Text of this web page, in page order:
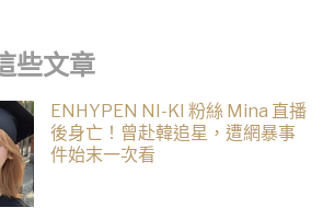
些文章
ENHYPEN NI-KI 粉絲 Mina 直播
後身亡！曾赴韓追星，遭網暴事
件始末一次看